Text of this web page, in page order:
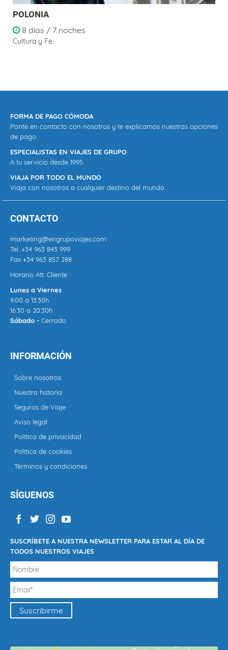
POLONIA
8 días / 7 noches
Cultura y Fe
FORMA DE PAGO CÓMODA
Ponte en contacto con nosotros y te explicamos nuestras opciones
de pago.
ESPECIALISTAS EN VIAJES DE GRUPO
A tu servicio desde 1995.
VIAJA POR TODO EL MUNDO
Viaja con nosotros a cualquier destino del mundo.
CONTACTO
marketing@engrupoviajes.com
Tel. +34 963 843 999
Fax +34 963 857 288
Horario Att. Cliente
Lunes a Viernes
9:00 a 13:30h
16:30 a 20:30h
Sábado - Cerrado
INFORMACIÓN
Sobre nosotros
Nuestra historia
Seguros de Viaje
Aviso legal
Política de privacidad
Política de cookies
Términos y condiciones
SÍGUENOS
SUSCRÍBETE A NUESTRA NEWSLETTER PARA ESTAR AL DÍA DE
TODOS NUESTROS VIAJES